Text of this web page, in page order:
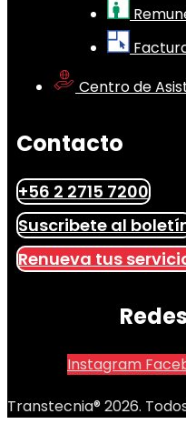
Centro de
Contacto
+56 2 2715 7200
Suscribete al
Renueva tus
Instagram
Transtecnia® 2026.